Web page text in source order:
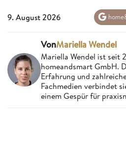
9. August 2026
VonMariella Wendel
Mariella Wendel ist seit
homeandsmart GmbH.
Erfahrung und
Fachmedien verbindet
einem Gespür für